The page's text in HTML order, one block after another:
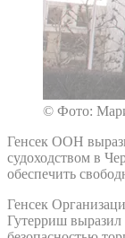
© Фото:
Генсек ООН
судоходством в
обеспечить
Генсек
Гутерриш выразил